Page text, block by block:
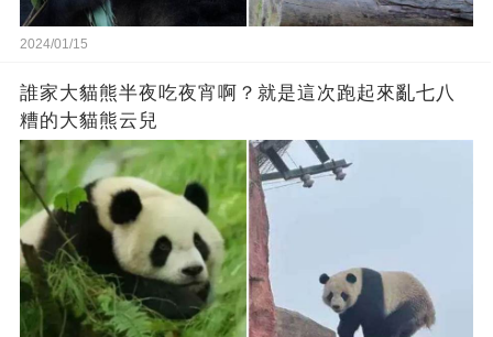
2024/01/15
誰家大貓熊半夜吃夜宵啊？就是這次跑起來亂七八
糟的大貓熊云兒